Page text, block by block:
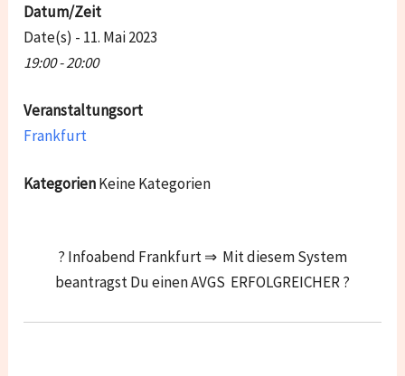
Datum/Zeit
Date(s) - 11. Mai 2023
19:00 - 20:00
Veranstaltungsort
Frankfurt
KategorienKeine Kategorien
? Infoabend Frankfurt ⇒ Mit diesem System
beantragst Du einen AVGS ERFOLGREICHER ?